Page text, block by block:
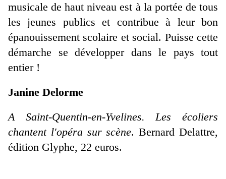
musicale de haut niveau est à la portée de tous
les jeunes publics et contribue à leur bon
épanouissement scolaire et social. Puisse cette
démarche se développer dans le pays tout
entier !
Janine Delorme
A Saint-Quentin-en-Yvelines. Les écoliers
chantent l'opéra sur scène. Bernard Delattre,
édition Glyphe, 22 euros.